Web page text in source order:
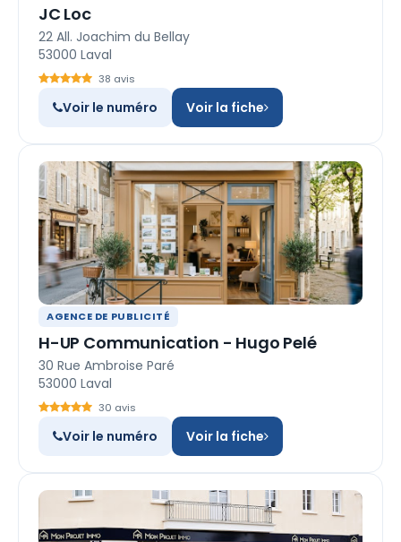
JC Loc
22 All. Joachim du Bellay
53000 Laval
38 avis
Voir le numéro Voir la fiche
AGENCE DE PUBLICITÉ
H-UP Communication - Hugo Pelé
30 Rue Ambroise Paré
53000 Laval
30 avis
Voir le numéro Voir la fiche